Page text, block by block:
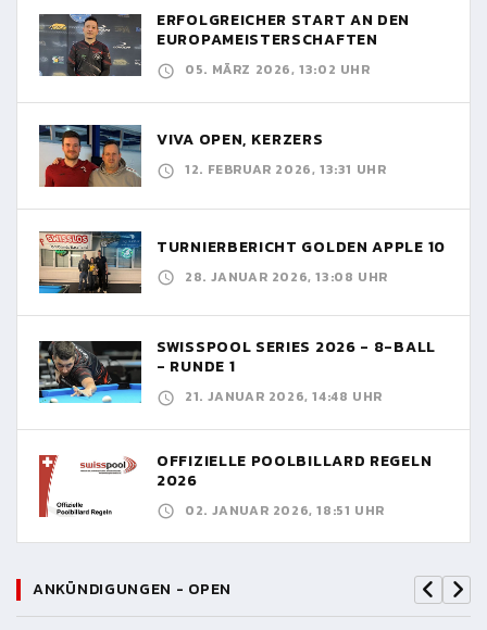
ERFOLGREICHER START AN DEN
EUROPAMEISTERSCHAFTEN
05. MÄRZ 2026, 13:02 UHR
VIVA OPEN, KERZERS
12. FEBRUAR 2026, 13:31 UHR
TURNIERBERICHT GOLDEN APPLE 10
28. JANUAR 2026, 13:08 UHR
SWISSPOOL SERIES 2026 - 8-BALL
- RUNDE 1
21. JANUAR 2026, 14:48 UHR
OFFIZIELLE POOLBILLARD REGELN
2026
02. JANUAR 2026, 18:51 UHR
ANKÜNDIGUNGEN - OPEN